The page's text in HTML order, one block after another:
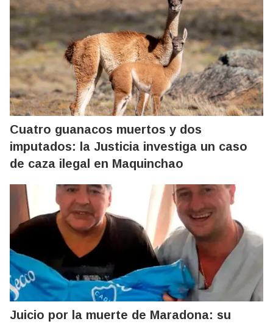
Cuatro guanacos muertos y dos
imputados: la Justicia investiga un caso
de caza ilegal en Maquinchao
Juicio por la muerte de Maradona: su